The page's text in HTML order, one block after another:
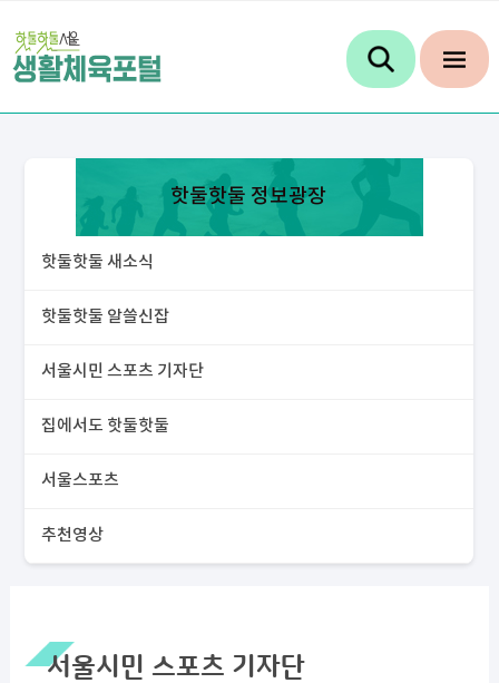
핫둘핫둘 정보광장
핫둘핫둘 새소식
핫둘핫둘 알쓸신잡
서울시민 스포츠 기자단
집에서도 핫둘핫둘
서울스포츠
추천영상
서울시민 스포츠 기자단